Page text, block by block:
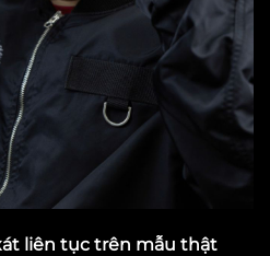
liên tục trên mẫu thật